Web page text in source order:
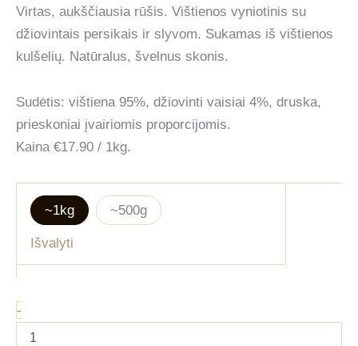
€8.95
through
€17.90
Virtas, aukščiausia rūšis. Vištienos vyniotinis su
džiovintais persikais ir slyvom. Sukamas iš vištienos
kulšelių. Natūralus, švelnus skonis.
Sudėtis: vištiena 95%, džiovinti vaisiai 4%, druska,
prieskoniai įvairiomis proporcijomis.
Kaina €17.90 / 1kg.
~1kg ~500g
Išvalyti
-produkto
kiekis:
Vištienos